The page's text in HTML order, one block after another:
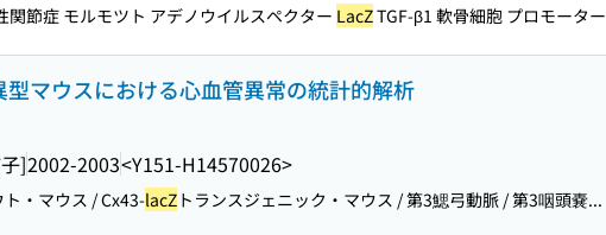
関節症 モルモツト アデノウイルスペクター LacZTGF-β1 軟骨細胞 プロモーター
マウスにおける心血管異常の統計的解析
]2002-2003<Y151-H14570026>
・マウス / Cx43-lacZ トランスジェニック・マウス / 第3鰓弓動脈 / 第3咽頭嚢...